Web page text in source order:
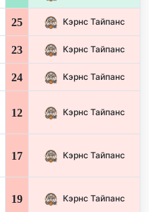
25 Кэрнс Тайпанс
23 Кэрнс Тайпанс
24 Кэрнс Тайпанс
12 Кэрнс Тайпанс
17 Кэрнс Тайпанс
19 Кэрнс Тайпанс